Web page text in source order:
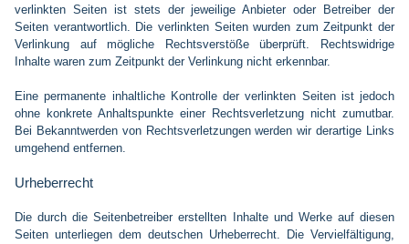
verlinkten Seiten ist stets der jeweilige Anbieter oder Betreiber der
Seiten verantwortlich. Die verlinkten Seiten wurden zum Zeitpunkt der
Verlinkung auf mögliche Rechtsverstöße überprüft. Rechtswidrige
Inhalte waren zum Zeitpunkt der Verlinkung nicht erkennbar.
Eine permanente inhaltliche Kontrolle der verlinkten Seiten ist jedoch
ohne konkrete Anhaltspunkte einer Rechtsverletzung nicht zumutbar.
Bei Bekanntwerden von Rechtsverletzungen werden wir derartige Links
umgehend entfernen.
Urheberrecht
Die durch die Seitenbetreiber erstellten Inhalte und Werke auf diesen
Seiten unterliegen dem deutschen Urheberrecht. Die Vervielfältigung,